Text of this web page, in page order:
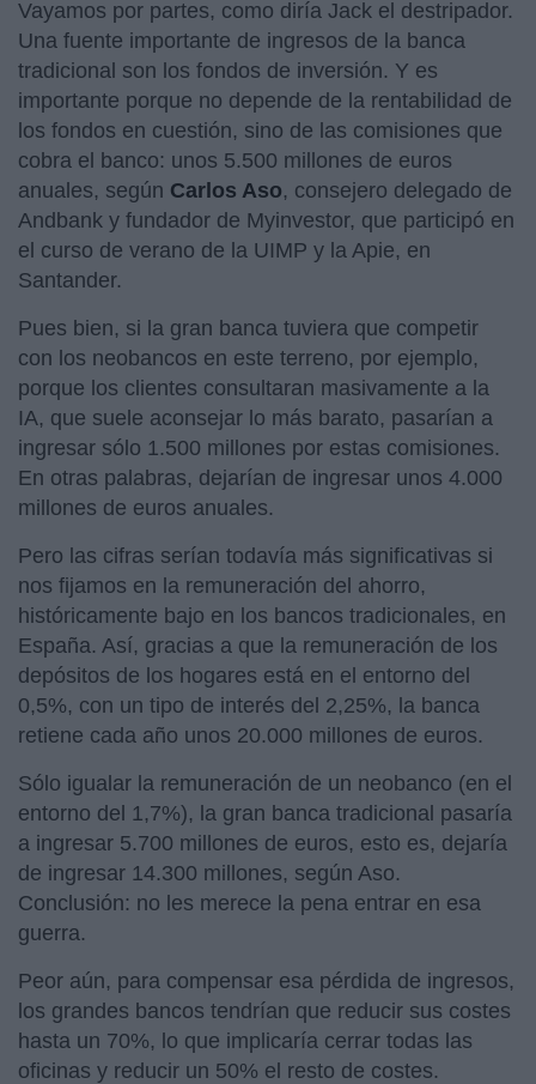
Vayamos por partes, como diría Jack el destripador.
Una fuente importante de ingresos de la banca
tradicional son los fondos de inversión. Y es
importante porque no depende de la rentabilidad de
los fondos en cuestión, sino de las comisiones que
cobra el banco: unos 5.500 millones de euros
anuales, según Carlos Aso, consejero delegado de
Andbank y fundador de Myinvestor, que participó en
el curso de verano de la UIMP y la Apie, en
Santander.
Pues bien, si la gran banca tuviera que competir
con los neobancos en este terreno, por ejemplo,
porque los clientes consultaran masivamente a la
IA, que suele aconsejar lo más barato, pasarían a
ingresar sólo 1.500 millones por estas comisiones.
En otras palabras, dejarían de ingresar unos 4.000
millones de euros anuales.
Pero las cifras serían todavía más significativas si
nos fijamos en la remuneración del ahorro,
históricamente bajo en los bancos tradicionales, en
España. Así, gracias a que la remuneración de los
depósitos de los hogares está en el entorno del
0,5%, con un tipo de interés del 2,25%, la banca
retiene cada año unos 20.000 millones de euros.
Sólo igualar la remuneración de un neobanco (en el
entorno del 1,7%), la gran banca tradicional pasaría
a ingresar 5.700 millones de euros, esto es, dejaría
de ingresar 14.300 millones, según Aso.
Conclusión: no les merece la pena entrar en esa
guerra.
Peor aún, para compensar esa pérdida de ingresos,
los grandes bancos tendrían que reducir sus costes
hasta un 70%, lo que implicaría cerrar todas las
oficinas y reducir un 50% el resto de costes.